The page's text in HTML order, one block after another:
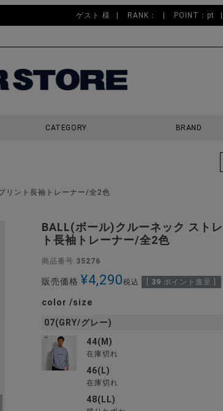
ゲスト 様 RANK： POINT：pt
CATEGORY BRAND
リント長袖トレーナー/全2色
BALL(ボール)クルーネック スト
ト長袖トレーナー/全2色
商品番号 35276
販売価格 ¥4,290税込 39 ポイント進呈 ]
color size
07(GRY/グレー)
44(M)
在庫切れ
46(L)
在庫切れ
48(LL)